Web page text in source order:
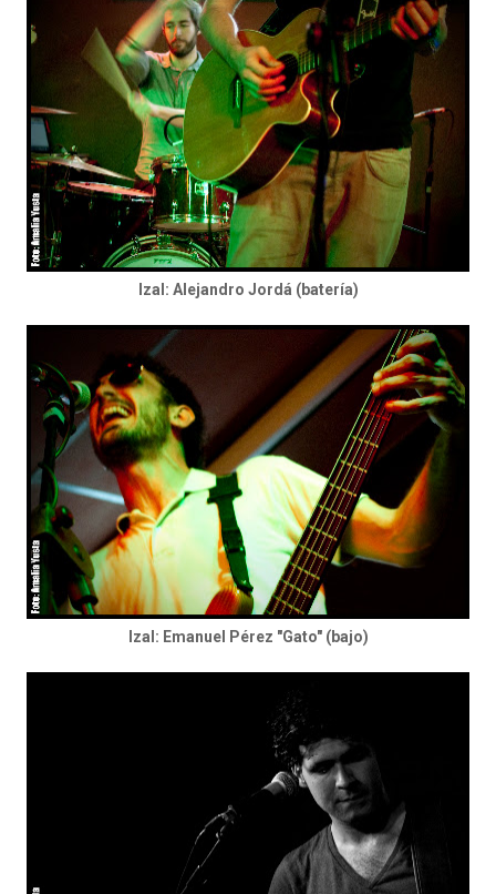
Izal: Alejandro Jordá (batería)
Izal: Emanuel Pérez "Gato" (bajo)